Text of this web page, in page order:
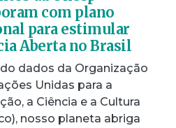
com plano
para estimular
Aberta no Brasil
dados da Organização
Unidas para a
a Ciência e a Cultura
nosso planeta abriga